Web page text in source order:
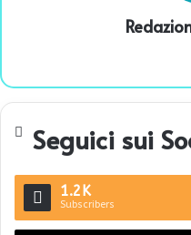
Seguici sui
1.2K
Subscribers